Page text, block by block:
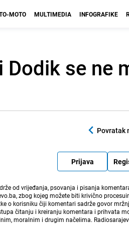
MOTO MULTIMEDIA INFOGRAFIKE
se ne
Povratak
Prijava
od vrijeđanja, psovanja i pisanja
zbog kojeg možete biti krivično
o korisniku čiji komentari sadrže govor
čitanju i kreiranju komentara i prihvata
moralnim i drugim načelima.